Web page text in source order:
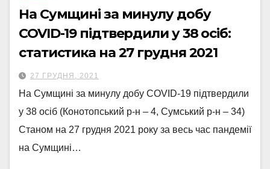
На Сумщині за минулу добу
COVID-19 підтвердили у 38 осіб:
статистика на 27 грудня 2021
27 ГРУДНЯ, 2021
На Сумщині за минулу добу COVID-19 підтвердили
у 38 осіб (Конотопський р-н – 4, Сумський р-н – 34)
Станом на 27 грудня 2021 року за весь час пандемії
на Сумщині…